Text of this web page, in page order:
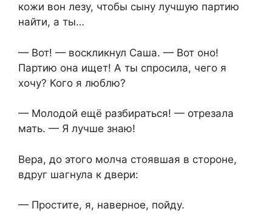
кожи вон лезу, чтобы сыну лучшую партию
найти, а ты…
— Вот! — воскликнул Саша. — Вот оно!
Партию она ищет! А ты спросила, чего я
хочу? Кого я люблю?
— Молодой ещё разбираться! — отрезала
мать. — Я лучше знаю!
Вера, до этого молча стоявшая в стороне,
вдруг шагнула к двери:
— Простите, я, наверное, пойду.